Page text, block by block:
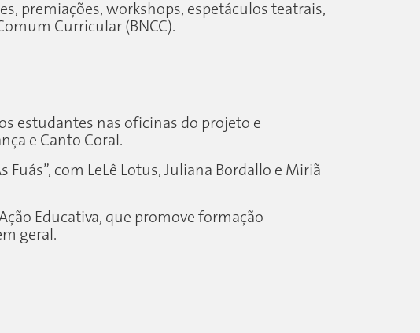
premiações, workshops, espetáculos teatrais,
Curricular (BNCC).
estudantes nas oficinas do projeto e
e Canto Coral.
com LeLê Lotus, Juliana Bordallo e Miriã
Educativa, que promove formação
geral.